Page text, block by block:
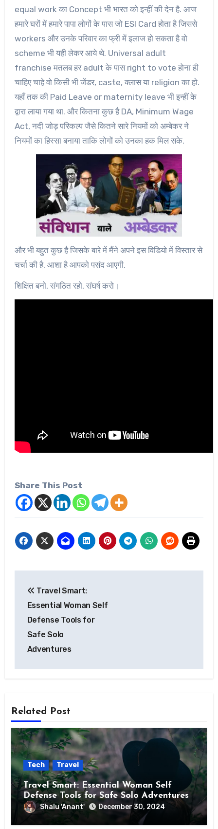
equal work का Concept भी भारत को इन्हीं की देन है. आज
हमारे घरों में हमारे पापा लोगों के पास जो ESI Card होता है जिससे
workers और उनके परिवार का फ्री में इलाज हो सकता है वो
scheme भी यही लेकर आये थे. Universal adult
franchise मतलब हर adult के पास right to vote होना ही
चाहिए चाहे वो किसी भी जेंडर, caste, क्लास या religion का हो.
यहाँ तक की Paid Leave or maternity leave भी इन्हीं के
द्वारा लाया गया था. और कितना कुछ है DA, Minimum Wage
Act, नदी जोड़ परिकल्प जैसे कितने सारे नियमों को अम्बेकर ने
नियमों का हिस्सा बनाया ताकि लोगों को उनका हक मिल सके.
और भी बहुत कुछ है जिसके बारे में मैंने अपने इस विडियो में विस्तार से
चर्चा की है, आशा है आपको पसंद आएगी.
शिक्षित बनो, संगठित रहो, संघर्ष करो।
Share This Post
navigation
Travel Smart:
Essential Woman Self
Defense Tools for
Safe Solo
Adventures
Related Post
Tech Travel
Travel Smart: Essential Woman Self
Defense Tools for Safe Solo Adventures
Shalu 'Anant' December 30, 2024